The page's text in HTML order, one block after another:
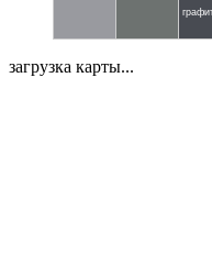
загрузка карты...